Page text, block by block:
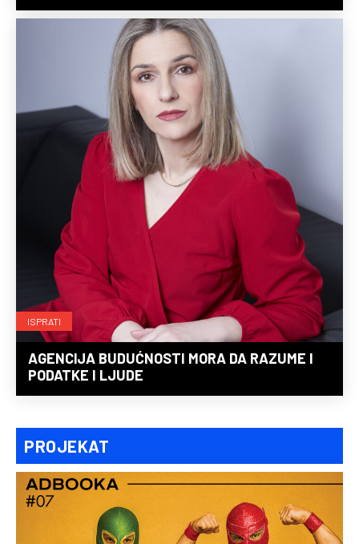
ISPRATI
AGENCIJA BUDUĆNOSTI MORA DA RAZUME I
PODATKE I LJUDE
PROJEKAT